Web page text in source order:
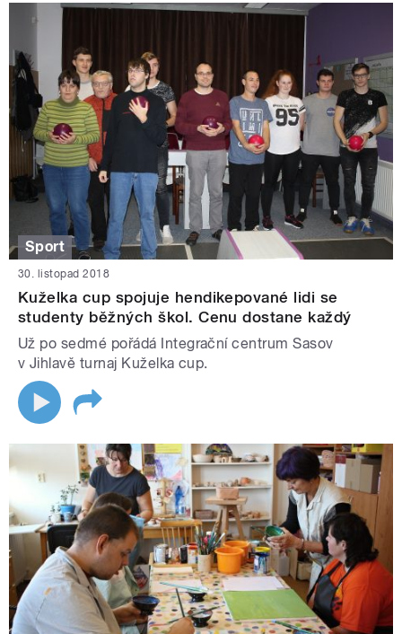
Sport
30. listopad 2018
Kuželka cup spojuje hendikepované lidi se
studenty běžných škol. Cenu dostane každý
Už po sedmé pořádá Integrační centrum Sasov
v Jihlavě turnaj Kuželka cup.